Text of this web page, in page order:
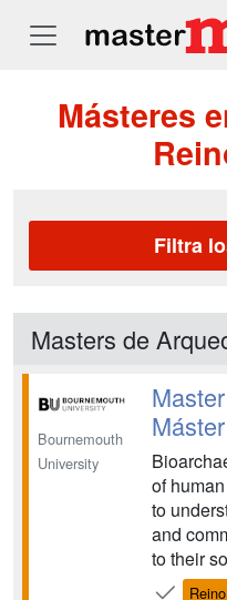
Másteres
Filtra
Masters de
Bournemouth
University
of
to
and
to their